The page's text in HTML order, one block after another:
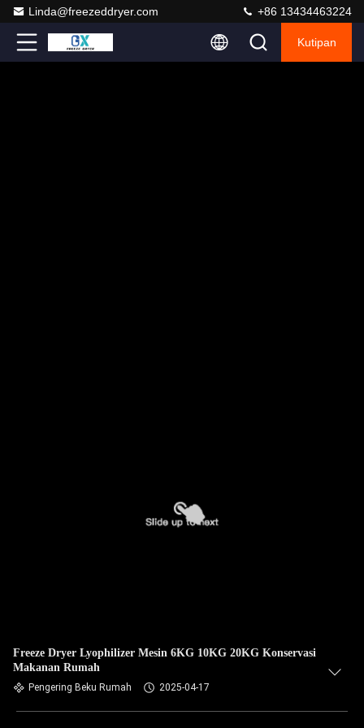
Linda@freezeddryer.com +86 13434463224
Kutipan
Freeze Dryer Lyophilizer Mesin 6KG 10KG 20KG Konservasi
Makanan Rumah
Pengering Beku Rumah 2025-04-17